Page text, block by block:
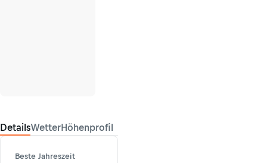
DetailsWetterHöhenprofil
Beste Jahreszeit